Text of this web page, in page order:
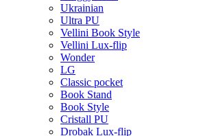
Ukrainian
Ultra PU
Vellini Book Style
Vellini Lux-flip
Wonder
LG
Classic pocket
Book Stand
Book Style
Cristall PU
Drobak Lux-flip